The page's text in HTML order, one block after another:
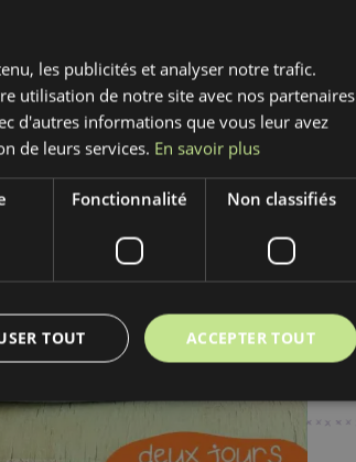
+ 5%EL
les publicités et analyser notre trafic.
utilisation de notre site avec nos partenaires
d'autres informations que vous leur avez
de leurs services. En savoir plus
Fonctionnalité Non classifiés
ACCEPTER TOUT
TOUT